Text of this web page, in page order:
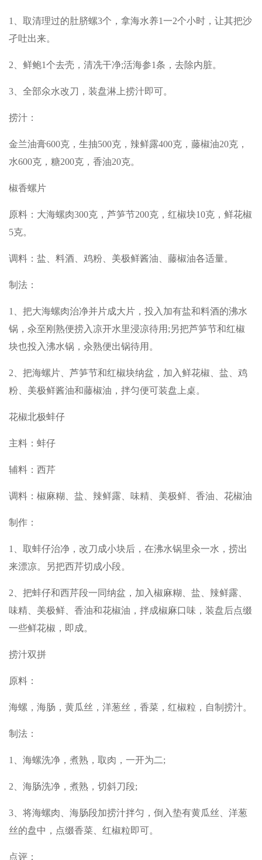
1、取清理过的肚脐螺3个，拿海水养1一2个小时，让其把沙
孑吐出来。
2、鲜鲍1个去壳，清冼干净;活海参1条，去除内脏。
3、全部氽水改刀，装盘淋上捞汁即可。
捞汁：
金兰油膏600克，生抽500克，辣鲜露400克，藤椒油20克，
水600克，糖200克，香油20克。
椒香螺片
原料：大海螺肉300克，芦笋节200克，红椒块10克，鲜花椒
5克。
调料：盐、料酒、鸡粉、美极鲜酱油、藤椒油各适量。
制法：
1、把大海螺肉治净并片成大片，投入加有盐和料酒的沸水
锅，汆至刚熟便捞入凉开水里浸凉待用;另把芦笋节和红椒
块也投入沸水锅，汆熟便出锅待用。
2、把海螺片、芦笋节和红椒块纳盆，加入鲜花椒、盐、鸡
粉、美极鲜酱油和藤椒油，拌匀便可装盘上桌。
花椒北极蚌仔
主料：蚌仔
辅料：西芹
调料：椒麻糊、盐、辣鲜露、味精、美极鲜、香油、花椒油
制作：
1、取蚌仔治净，改刀成小块后，在沸水锅里汆一水，捞出
来漂凉。另把西芹切成小段。
2、把蚌仔和西芹段一同纳盆，加入椒麻糊、盐、辣鲜露、
味精、美极鲜、香油和花椒油，拌成椒麻口味，装盘后点缀
一些鲜花椒，即成。
捞汁双拼
原料：
海螺，海肠，黄瓜丝，洋葱丝，香菜，红椒粒，自制捞汁。
制法：
1、海螺洗净，煮熟，取肉，一开为二;
2、海肠洗净，煮熟，切斜刀段;
3、将海螺肉、海肠段加捞汁拌匀，倒入垫有黄瓜丝、洋葱
丝的盘中，点缀香菜、红椒粒即可。
点评：